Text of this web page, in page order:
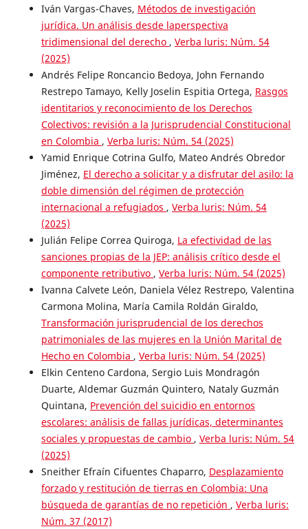
Iván Vargas-Chaves, Métodos de investigación
jurídica. Un análisis desde laperspectiva
tridimensional del derecho , Verba luris: Núm. 54
(2025)
Andrés Felipe Roncancio Bedoya, John Fernando
Restrepo Tamayo, Kelly Joselin Espitia Ortega, Rasgos
identitarios y reconocimiento de los Derechos
Colectivos: revisión a la Jurisprudencial Constitucional
en Colombia , Verba luris: Núm. 54 (2025)
Yamid Enrique Cotrina Gulfo, Mateo Andrés Obredor
Jiménez, El derecho a solicitar y a disfrutar del asilo: la
doble dimensión del régimen de protección
internacional a refugiados , Verba luris: Núm. 54
(2025)
Julián Felipe Correa Quiroga, La efectividad de las
sanciones propias de la JEP: análisis crítico desde el
componente retributivo , Verba luris: Núm. 54 (2025)
Ivanna Calvete León, Daniela Vélez Restrepo, Valentina
Carmona Molina, María Camila Roldán Giraldo,
Transformación jurisprudencial de los derechos
patrimoniales de las mujeres en la Unión Marital de
Hecho en Colombia , Verba luris: Núm. 54 (2025)
Elkin Centeno Cardona, Sergio Luis Mondragón
Duarte, Aldemar Guzmán Quintero, Nataly Guzmán
Quintana, Prevención del suicidio en entornos
escolares: análisis de fallas jurídicas, determinantes
sociales y propuestas de cambio , Verba luris: Núm. 54
(2025)
Sneither Efraín Cifuentes Chaparro, Desplazamiento
forzado y restitución de tierras en Colombia: Una
búsqueda de garantías de no repetición , Verba luris:
Núm. 37 (2017)